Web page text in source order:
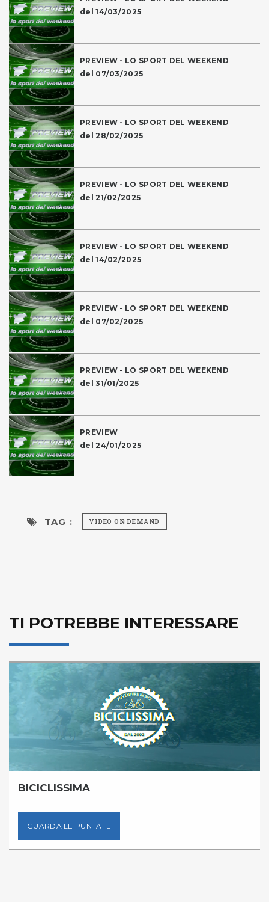
del 14/03/2025
PREVIEW - LO SPORT DEL WEEKEND
del 07/03/2025
PREVIEW - LO SPORT DEL WEEKEND
del 28/02/2025
PREVIEW - LO SPORT DEL WEEKEND
del 21/02/2025
PREVIEW - LO SPORT DEL WEEKEND
del 14/02/2025
PREVIEW - LO SPORT DEL WEEKEND
del 07/02/2025
PREVIEW - LO SPORT DEL WEEKEND
del 31/01/2025
PREVIEW
del 24/01/2025
TAG : VIDEO ON DEMAND
TI POTREBBE INTERESSARE
BICICLISSIMA
GUARDA LE PUNTATE